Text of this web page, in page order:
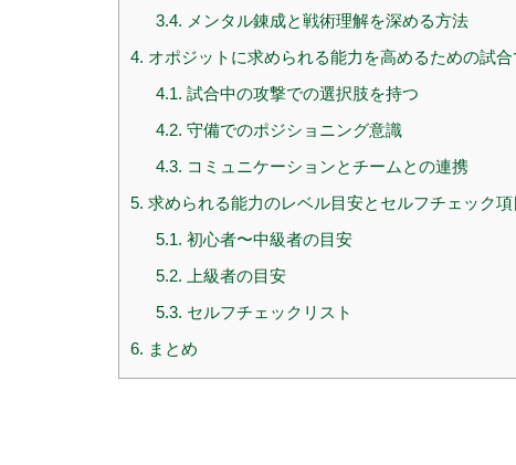
3.4. メンタル錬成と戦術理解を深める方法
4. オポジットに求められる能力を高めるための試
4.1. 試合中の攻撃での選択肢を持つ
4.2. 守備でのポジショニング意識
4.3. コミュニケーションとチームとの連携
5. 求められる能力のレベル目安とセルフチェック項
5.1. 初心者〜中級者の目安
5.2. 上級者の目安
5.3. セルフチェックリスト
6. まとめ